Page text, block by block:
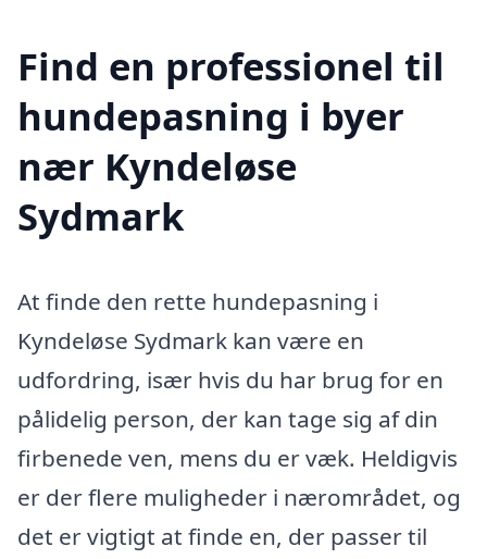
Find en professionel til
hundepasning i byer
nær Kyndeløse
Sydmark
At finde den rette hundepasning i
Kyndeløse Sydmark kan være en
udfordring, især hvis du har brug for en
pålidelig person, der kan tage sig af din
firbenede ven, mens du er væk. Heldigvis
er der flere muligheder i nærområdet, og
det er vigtigt at finde en, der passer til